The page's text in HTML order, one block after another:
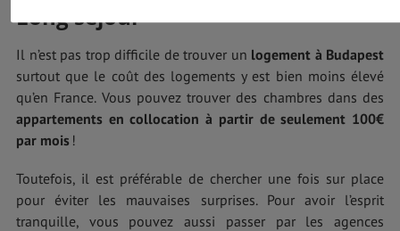
Long séjour
Il n’est pas trop difficile de trouver un logement à Budapest
surtout que le coût des logements y est bien moins élevé
qu’en France. Vous pouvez trouver des chambres dans des
appartements en collocation à partir de seulement 100€
par mois !
Toutefois, il est préférable de chercher une fois sur place
pour éviter les mauvaises surprises. Pour avoir l’esprit
tranquille, vous pouvez aussi passer par les agences